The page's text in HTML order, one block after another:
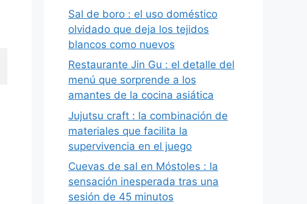
Sal de boro : el uso doméstico
olvidado que deja los tejidos
blancos como nuevos
Restaurante Jin Gu : el detalle del
menú que sorprende a los
amantes de la cocina asiática
Jujutsu craft : la combinación de
materiales que facilita la
supervivencia en el juego
Cuevas de sal en Móstoles : la
sensación inesperada tras una
sesión de 45 minutos